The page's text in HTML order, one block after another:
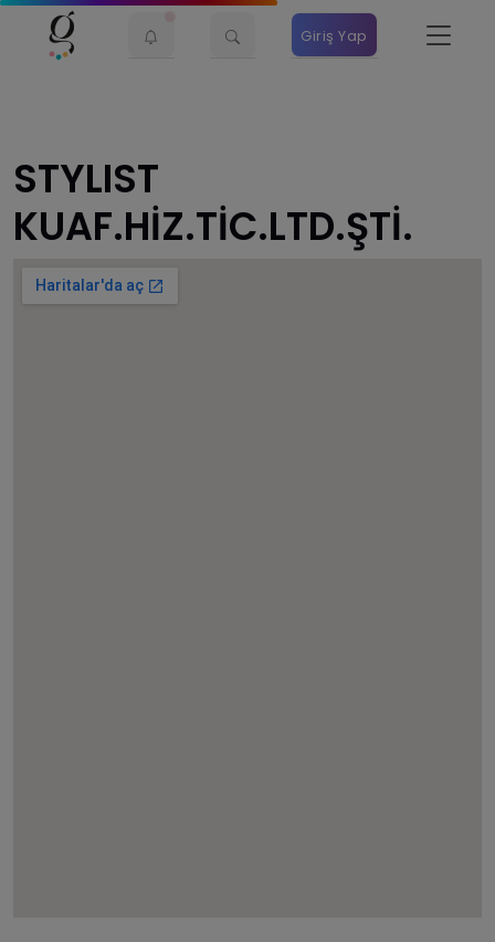
Giriş Yap
STYLIST
KUAF.HİZ.TİC.LTD.ŞTİ.